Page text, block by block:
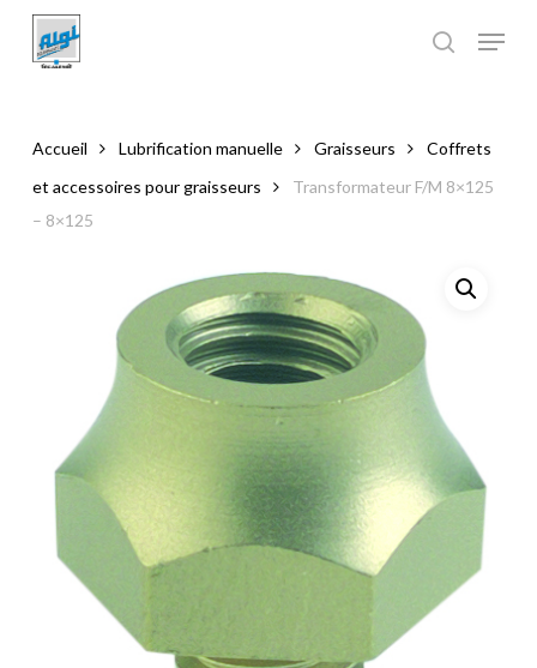
main
Accueil Lubrification manuelle Graisseurs
Coffrets
et accessoires pour graisseurs
Transformateur F/M 8×125
– 8×125